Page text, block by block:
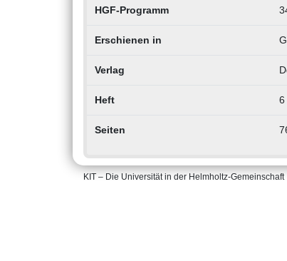
HGF-Programm
Erschienen in
Verlag
Heft 6
Seiten
KIT – Die Universität in der Helmholtz-Gemeinschaft